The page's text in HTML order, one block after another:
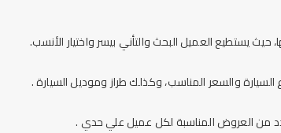
يستطيع العميل البحث والتأني بيسر واختيار الأنسب.
والسعر المناسب، وكذلك طراز وموديل السيارة .
من العروض المناسبة لكل عميل علي حدي .